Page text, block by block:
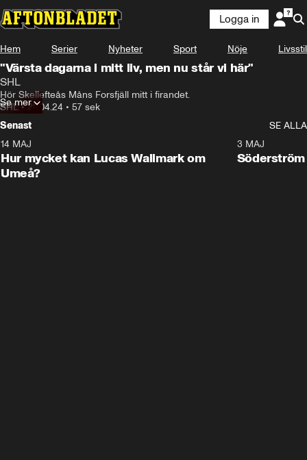
Logga in
Hem Serier Nyheter Sport Nöje Livsstil
"Värsta dagarna i mitt liv, men nu står vi här"
SHL
Hör Skellefteås Måns Forsfjäll mitt i firandet.
SHL•29.04.24 • 57 sek
Se mer
Senast
SE ALLA
Plus
14 MAJ
Hur mycket kan Lucas Wallmark om
Umeå?
3 MAJ